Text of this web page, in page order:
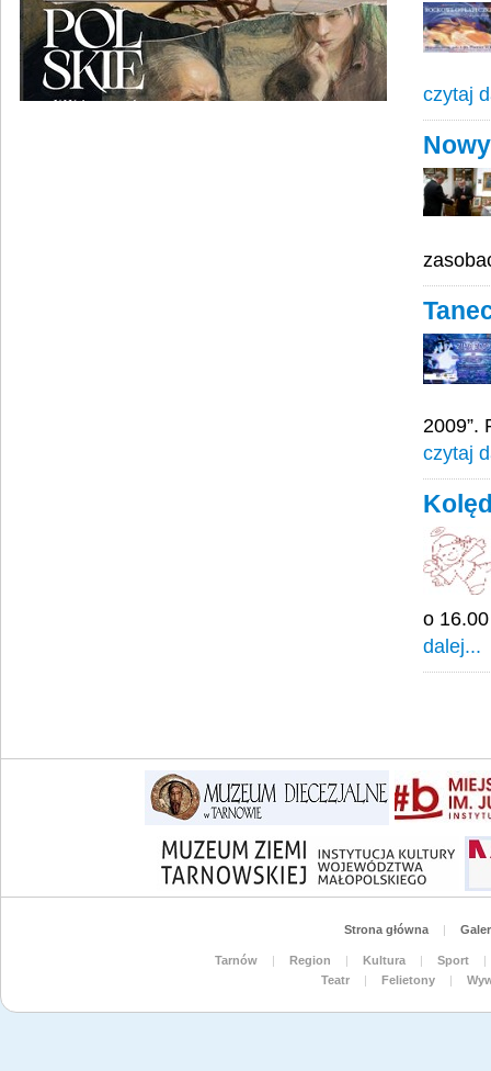
czytaj
2009”.
czytaj
o
dalej...
Strona główna |
Tarnów | Region | Kultura | Sport
|
Teatr
| Felietony |